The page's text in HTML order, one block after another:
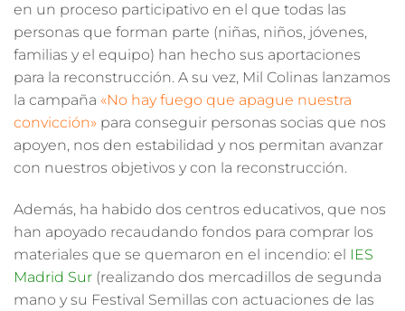
en un proceso participativo en el que todas las
personas que forman parte (niñas, niños, jóvenes,
familias y el equipo) han hecho sus aportaciones
para la reconstrucción. A su vez, Mil Colinas lanzamos
la campaña «No hay fuego que apague nuestra
convicción» para conseguir personas socias que nos
apoyen, nos den estabilidad y nos permitan avanzar
con nuestros objetivos y con la reconstrucción.
Además, ha habido dos centros educativos, que nos
han apoyado recaudando fondos para comprar los
materiales que se quemaron en el incendio: el IES
Madrid Sur (realizando dos mercadillos de segunda
mano y su Festival Semillas con actuaciones de las